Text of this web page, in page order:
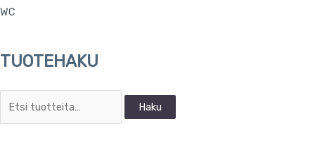
WC
TUOTEHAKU
Haku